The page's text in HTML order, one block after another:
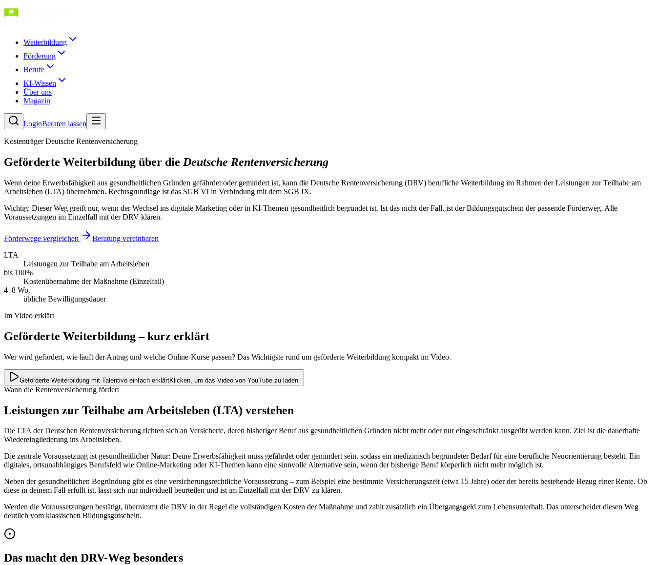
Weiterbildung
Förderung
Berufe
KI-Wissen
Über uns
Magazin
LoginBeraten lassen
Kostenträger Deutsche Rentenversicherung
Geförderte Weiterbildung über die Deutsche Rentenversicherung
Wenn deine Erwerbsfähigkeit aus gesundheitlichen Gründen gefährdet oder gemindert ist, kann die Deutsche Rentenversicherung (DRV) berufliche Weiterbildung im Rahmen der Leistungen zur Teilhabe am
Arbeitsleben (LTA) übernehmen. Rechtsgrundlage ist das SGB VI in Verbindung mit dem SGB IX.
Wichtig: Dieser Weg greift nur, wenn der Wechsel ins digitale Marketing oder in KI-Themen gesundheitlich begründet ist. Ist das nicht der Fall, ist der Bildungsgutschein der passende Förderweg. Alle
Voraussetzungen im Einzelfall mit der DRV klären.
Förderwege vergleichen
Beratung vereinbaren
LTA
Leistungen zur Teilhabe am Arbeitsleben
bis 100%
Kostenübernahme der Maßnahme (Einzelfall)
4–8 Wo.
übliche Bewilligungsdauer
Im Video erklärt
Geförderte Weiterbildung – kurz erklärt
Wer wird gefördert, wie läuft der Antrag und welche Online-Kurse passen? Das Wichtigste rund um geförderte Weiterbildung kompakt im Video.
Geförderte Weiterbildung mit Talentivo einfach erklärtKlicken, um das Video von YouTube zu laden.
Wann die Rentenversicherung fördert
Leistungen zur Teilhabe am Arbeitsleben (LTA) verstehen
Die LTA der Deutschen Rentenversicherung richten sich an Versicherte, deren bisheriger Beruf aus gesundheitlichen Gründen nicht mehr oder nur eingeschränkt ausgeübt werden kann. Ziel ist die dauerhafte
Wiedereingliederung ins Arbeitsleben.
Die zentrale Voraussetzung ist gesundheitlicher Natur: Deine Erwerbsfähigkeit muss gefährdet oder gemindert sein, sodass ein medizinisch begründeter Bedarf für eine berufliche Neuorientierung besteht. Ein
digitales, ortsunabhängiges Berufsfeld wie Online-Marketing oder KI-Themen kann eine sinnvolle Alternative sein, wenn der bisherige Beruf körperlich nicht mehr möglich ist.
Neben der gesundheitlichen Begründung gibt es eine versicherungsrechtliche Voraussetzung – zum Beispiel eine bestimmte Versicherungszeit (etwa 15 Jahre) oder der bereits bestehende Bezug einer Rente. Ob
diese in deinem Fall erfüllt ist, lässt sich nur individuell beurteilen und ist im Einzelfall mit der DRV zu klären.
Werden die Voraussetzungen bestätigt, übernimmt die DRV in der Regel die vollständigen Kosten der Maßnahme und zahlt zusätzlich ein Übergangsgeld zum Lebensunterhalt. Das unterscheidet diesen Weg
deutlich vom klassischen Bildungsgutschein.
Das macht den DRV-Weg besonders